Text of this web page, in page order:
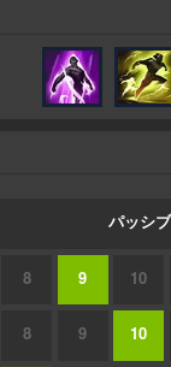
パッシブ
8 9 10
8 9 10